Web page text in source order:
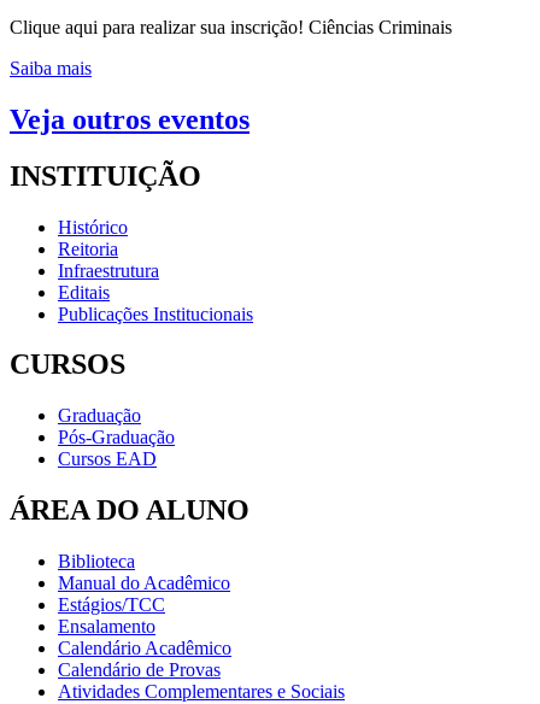
Clique aqui para realizar sua inscrição! Ciências Criminais
Saiba mais
Veja outros eventos
INSTITUIÇÃO
Histórico
Reitoria
Infraestrutura
Editais
Publicações Institucionais
CURSOS
Graduação
Pós-Graduação
Cursos EAD
ÁREA DO ALUNO
Biblioteca
Manual do Acadêmico
Estágios/TCC
Ensalamento
Calendário Acadêmico
Calendário de Provas
Atividades Complementares e Sociais